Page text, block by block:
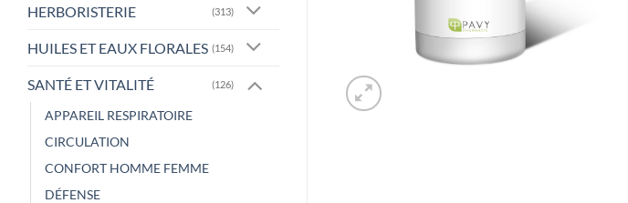
HERBORISTERIE (313)
HUILES ET EAUX FLORALES (154)
SANTÉ ET VITALITÉ (126)
APPAREIL RESPIRATOIRE
CIRCULATION
CONFORT HOMME FEMME
DÉFENSE